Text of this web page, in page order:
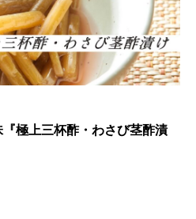
極上三杯酢・わさび茎酢漬